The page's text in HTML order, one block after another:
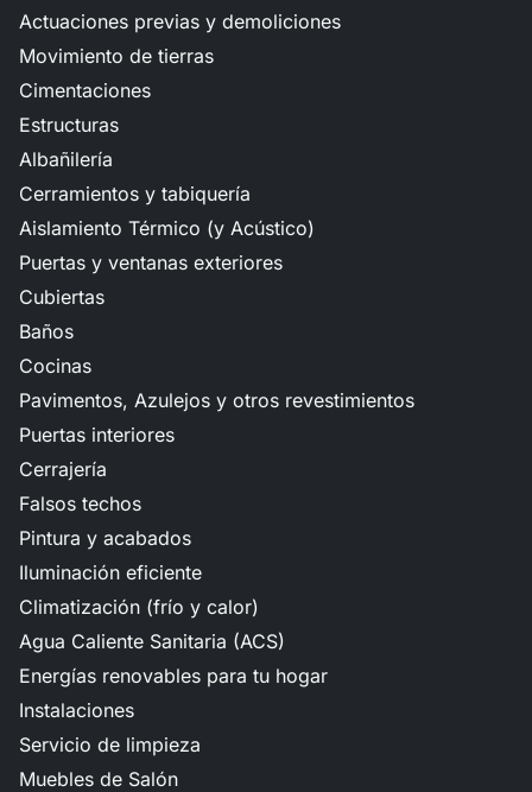
Actuaciones previas y demoliciones
Movimiento de tierras
Cimentaciones
Estructuras
Albañilería
Cerramientos y tabiquería
Aislamiento Térmico (y Acústico)
Puertas y ventanas exteriores
Cubiertas
Baños
Cocinas
Pavimentos, Azulejos y otros revestimientos
Puertas interiores
Cerrajería
Falsos techos
Pintura y acabados
Iluminación eficiente
Climatización (frío y calor)
Agua Caliente Sanitaria (ACS)
Energías renovables para tu hogar
Instalaciones
Servicio de limpieza
Muebles de Salón